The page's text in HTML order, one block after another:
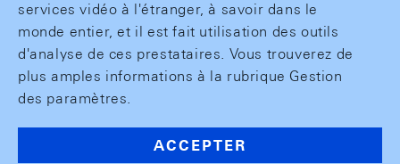
services vidéo à l'étranger, à savoir dans le
monde entier, et il est fait utilisation des outils
d'analyse de ces prestataires. Vous trouverez de
plus amples informations à la rubrique Gestion
des paramètres.
ACCEPTER